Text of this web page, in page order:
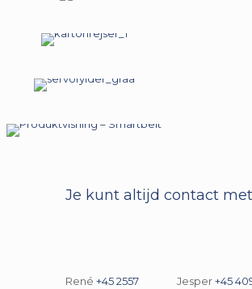
Je kunt altijd contact
René +45 2557
Jesper+45